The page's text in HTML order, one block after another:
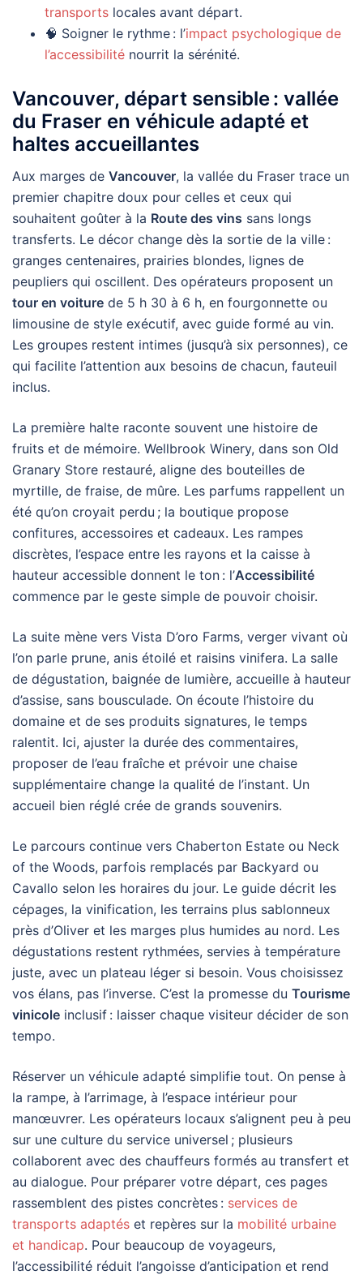
transports locales avant départ.
🧠 Soigner le rythme : l’impact psychologique de
l’accessibilité nourrit la sérénité.
Vancouver, départ sensible : vallée
du Fraser en véhicule adapté et
haltes accueillantes
Aux marges de Vancouver, la vallée du Fraser trace un
premier chapitre doux pour celles et ceux qui
souhaitent goûter à la Route des vins sans longs
transferts. Le décor change dès la sortie de la ville :
granges centenaires, prairies blondes, lignes de
peupliers qui oscillent. Des opérateurs proposent un
tour en voiture de 5 h 30 à 6 h, en fourgonnette ou
limousine de style exécutif, avec guide formé au vin.
Les groupes restent intimes (jusqu’à six personnes), ce
qui facilite l’attention aux besoins de chacun, fauteuil
inclus.
La première halte raconte souvent une histoire de
fruits et de mémoire. Wellbrook Winery, dans son Old
Granary Store restauré, aligne des bouteilles de
myrtille, de fraise, de mûre. Les parfums rappellent un
été qu’on croyait perdu ; la boutique propose
confitures, accessoires et cadeaux. Les rampes
discrètes, l’espace entre les rayons et la caisse à
hauteur accessible donnent le ton : l’Accessibilité
commence par le geste simple de pouvoir choisir.
La suite mène vers Vista D’oro Farms, verger vivant où
l’on parle prune, anis étoilé et raisins vinifera. La salle
de dégustation, baignée de lumière, accueille à hauteur
d’assise, sans bousculade. On écoute l’histoire du
domaine et de ses produits signatures, le temps
ralentit. Ici, ajuster la durée des commentaires,
proposer de l’eau fraîche et prévoir une chaise
supplémentaire change la qualité de l’instant. Un
accueil bien réglé crée de grands souvenirs.
Le parcours continue vers Chaberton Estate ou Neck
of the Woods, parfois remplacés par Backyard ou
Cavallo selon les horaires du jour. Le guide décrit les
cépages, la vinification, les terrains plus sablonneux
près d’Oliver et les marges plus humides au nord. Les
dégustations restent rythmées, servies à température
juste, avec un plateau léger si besoin. Vous choisissez
vos élans, pas l’inverse. C’est la promesse du Tourisme
vinicole inclusif : laisser chaque visiteur décider de son
tempo.
Réserver un véhicule adapté simplifie tout. On pense à
la rampe, à l’arrimage, à l’espace intérieur pour
manœuvrer. Les opérateurs locaux s’alignent peu à peu
sur une culture du service universel ; plusieurs
collaborent avec des chauffeurs formés au transfert et
au dialogue. Pour préparer votre départ, ces pages
rassemblent des pistes concrètes : services de
transports adaptés et repères sur la mobilité urbaine
et handicap. Pour beaucoup de voyageurs,
l’accessibilité réduit l’angoisse d’anticipation et rend